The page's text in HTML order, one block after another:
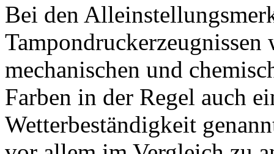
Bei den
Tampondruckerzeugnissen
mechanischen und
Farben in der Regel auch
Wetterbeständigkeit